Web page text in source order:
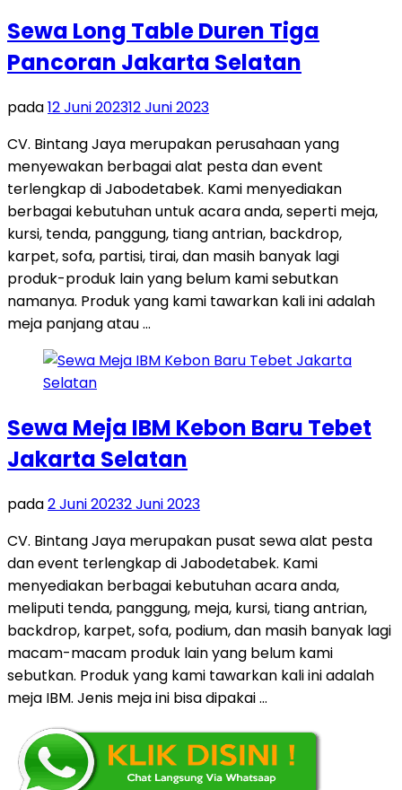
Sewa Long Table Duren Tiga
Pancoran Jakarta Selatan
pada12 Juni 202312 Juni 2023
CV. Bintang Jaya merupakan perusahaan yang
menyewakan berbagai alat pesta dan event
terlengkap di Jabodetabek. Kami menyediakan
berbagai kebutuhan untuk acara anda, seperti meja,
kursi, tenda, panggung, tiang antrian, backdrop,
karpet, sofa, partisi, tirai, dan masih banyak lagi
produk-produk lain yang belum kami sebutkan
namanya. Produk yang kami tawarkan kali ini adalah
meja panjang atau …
Sewa Meja IBM Kebon Baru Tebet
Jakarta Selatan
pada2 Juni 20232 Juni 2023
CV. Bintang Jaya merupakan pusat sewa alat pesta
dan event terlengkap di Jabodetabek. Kami
menyediakan berbagai kebutuhan acara anda,
meliputi tenda, panggung, meja, kursi, tiang antrian,
backdrop, karpet, sofa, podium, dan masih banyak lagi
macam-macam produk lain yang belum kami
sebutkan. Produk yang kami tawarkan kali ini adalah
meja IBM. Jenis meja ini bisa dipakai …